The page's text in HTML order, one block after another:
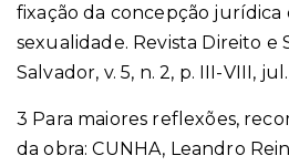
fixação da concepção jurídica
sexualidade. Revista Direito e
Salvador, v. 5, n. 2, p. III-VIII,
3 Para maiores reflexões,
da obra: CUNHA, Leandro